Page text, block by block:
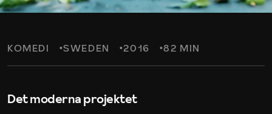
KOMEDI SWEDEN 2016 82 MIN
Det moderna projektet